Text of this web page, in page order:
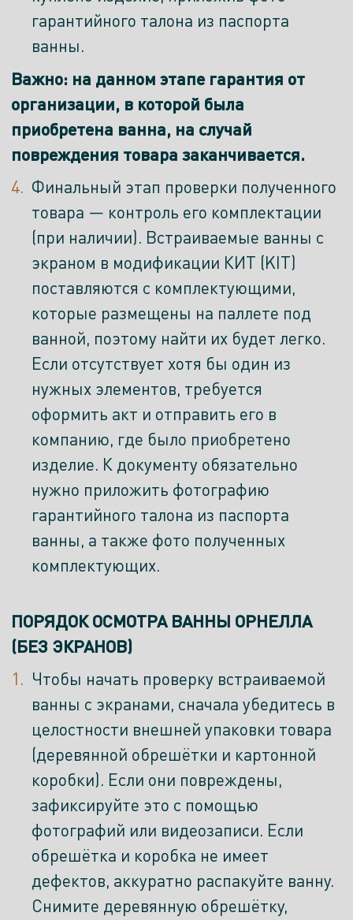
гарантийного талона из паспорта
ванны.
Важно: на данном этапе гарантия от
организации, в которой была
приобретена ванна, на случай
повреждения товара заканчивается.
Финальный этап проверки полученного
товара — контроль его комплектации
(при наличии). Встраиваемые ванны с
экраном в модификации КИТ (KIT)
поставляются с комплектующими,
которые размещены на паллете под
ванной, поэтому найти их будет легко.
Если отсутствует хотя бы один из
нужных элементов, требуется
оформить акт и отправить его в
компанию, где было приобретено
изделие. К документу обязательно
нужно приложить фотографию
гарантийного талона из паспорта
ванны, а также фото полученных
комплектующих.
ПОРЯДОК ОСМОТРА ВАННЫ ОРНЕЛЛА
(БЕЗ ЭКРАНОВ)
Чтобы начать проверку встраиваемой
ванны с экранами, сначала убедитесь в
целостности внешней упаковки товара
(деревянной обрешётки и картонной
коробки). Если они повреждены,
зафиксируйте это с помощью
фотографий или видеозаписи. Если
обрешётка и коробка не имеет
дефектов, аккуратно распакуйте ванну.
Снимите деревянную обрешётку,